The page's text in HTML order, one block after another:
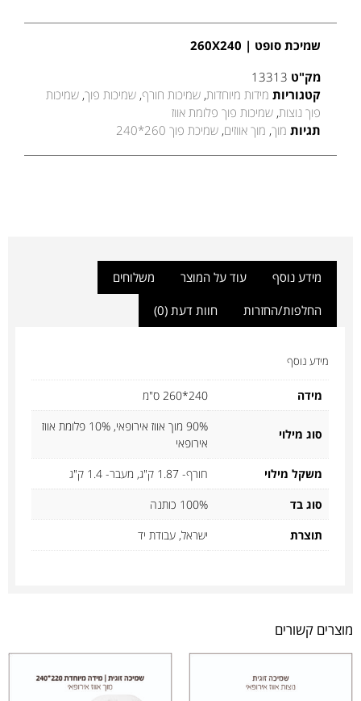
שמיכת סופט | 260X240
מק"ט 13313
קטגוריות מידות מיוחדות, שמיכות חורף, שמיכות פוך, שמיכות
פוך נוצות, שמיכות פוך פלומת אווז
תגיות מוך, מוך אווזים, שמיכת פוך 260*240
מידע נוסף עוד על המוצר משלוחים
החלפות/החזרות חוות דעת (0)
מידע נוסף
מידה 240*260 ס"מ
סוג מילוי
90% מוך אווז אירופאי, 10% פלומת אווז
אירופאי
משקל מילוי
חורף- 1.87 ק"ג, מעבר- 1.4 ק"ג
סוג בד
100% כותנה
תוצרת
ישראל, עבודת יד
מוצרים קשורים